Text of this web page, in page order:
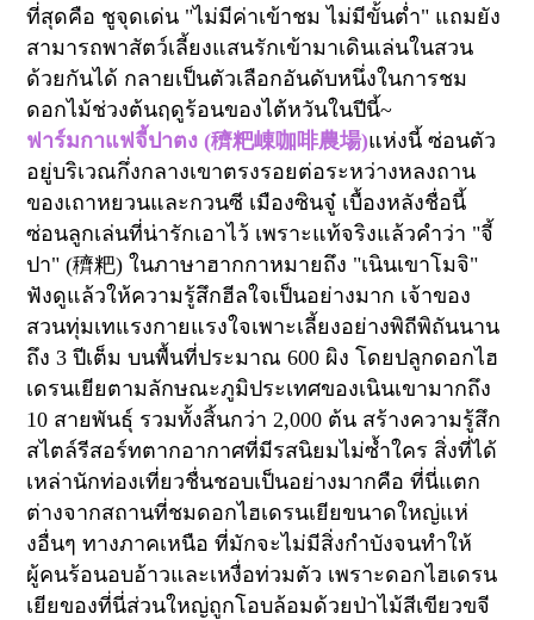
ที่สุดคือ ชูจุดเด่น "ไม่มีค่าเข้าชม ไม่มีขั้นต่ำ" แถมยัง
สามารถพาสัตว์เลี้ยงแสนรักเข้ามาเดินเล่นในสวน
ด้วยกันได้ กลายเป็นตัวเลือกอันดับหนึ่งในการชม
ดอกไม้ช่วงต้นฤดูร้อนของไต้หวันในปีนี้~
ฟาร์มกาแฟจี้ปาตง(穧粑崠咖啡農場)แห่งนี้ ซ่อนตัว
อยู่บริเวณกึ่งกลางเขาตรงรอยต่อระหว่างหลงถาน
ของเถาหยวนและกวนซี เมืองซินจู๋ เบื้องหลังชื่อนี้
ซ่อนลูกเล่นที่น่ารักเอาไว้ เพราะแท้จริงแล้วคำว่า "จี้
ปา" (穧粑) ในภาษาฮากกาหมายถึง "เนินเขาโมจิ"
ฟังดูแล้วให้ความรู้สึกฮีลใจเป็นอย่างมาก เจ้าของ
สวนทุ่มเทแรงกายแรงใจเพาะเลี้ยงอย่างพิถีพิถันนาน
ถึง3ปีเต็ม บนพื้นที่ประมาณ600 ผิงโดยปลูกดอกไฮ
เดรนเยียตามลักษณะภูมิประเทศของเนินเขามากถึง
10 สายพันธุ์ รวมทั้งสิ้นกว่า2,000 ต้น สร้างความรู้สึก
สไตล์รีสอร์ทตากอากาศที่มีรสนิยมไม่ซ้ำใคร สิ่งที่ได้
เหล่านักท่องเที่ยวชื่นชอบเป็นอย่างมากคือ ที่นี่แตก
ต่างจากสถานที่ชมดอกไฮเดรนเยียขนาดใหญ่แห่
งอื่นๆ ทางภาคเหนือ ที่มักจะไม่มีสิ่งกำบังจนทำให้
ผู้คนร้อนอบอ้าวและเหงื่อท่วมตัว เพราะดอกไฮเดรน
เยียของที่นี่ส่วนใหญ่ถูกโอบล้อมด้วยป่าไม้สีเขียวขจี